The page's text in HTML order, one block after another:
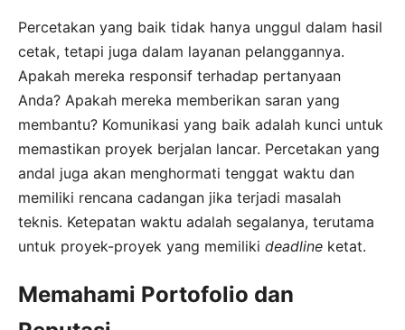
Percetakan yang baik tidak hanya unggul dalam hasil
cetak, tetapi juga dalam layanan pelanggannya.
Apakah mereka responsif terhadap pertanyaan
Anda? Apakah mereka memberikan saran yang
membantu? Komunikasi yang baik adalah kunci untuk
memastikan proyek berjalan lancar. Percetakan yang
andal juga akan menghormati tenggat waktu dan
memiliki rencana cadangan jika terjadi masalah
teknis. Ketepatan waktu adalah segalanya, terutama
untuk proyek-proyek yang memiliki deadline ketat.
Memahami Portofolio dan